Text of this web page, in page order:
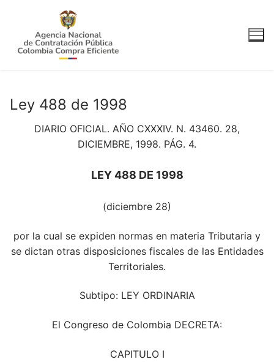
contenido
Ley 488 de 1998
DIARIO OFICIAL. AÑO CXXXIV. N. 43460. 28,
DICIEMBRE, 1998. PÁG. 4.
LEY 488 DE 1998
(diciembre 28)
por la cual se expiden normas en materia Tributaria y
se dictan otras disposiciones fiscales de las Entidades
Territoriales.
Subtipo: LEY ORDINARIA
El Congreso de Colombia DECRETA:
CAPITULO I